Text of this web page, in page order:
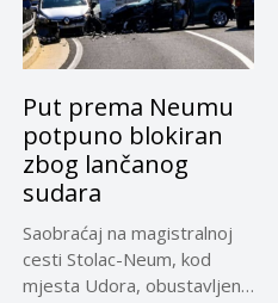
Put prema Neumu
potpuno blokiran
zbog lančanog
sudara
Saobraćaj na magistralnoj
cesti Stolac-Neum, kod
mjesta Udora, obustavljen